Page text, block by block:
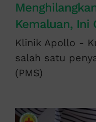
Kemaluan, Ini
Klinik Apollo -
salah satu
(PMS)